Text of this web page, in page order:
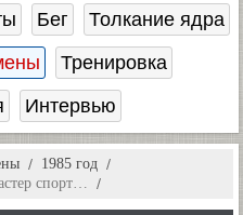
Бег
Толкание ядра
Тренировка
Интервью
1985 год
спорт…